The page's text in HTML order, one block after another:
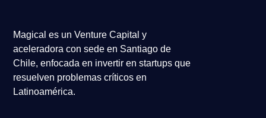
Magical es un Venture Capital y
aceleradora con sede en Santiago de
Chile, enfocada en invertir en startups que
resuelven problemas críticos en
Latinoamérica.